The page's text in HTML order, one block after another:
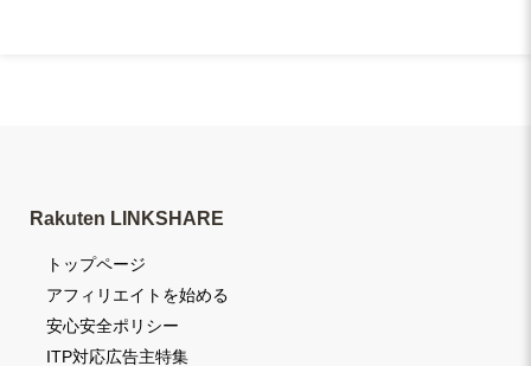
Rakuten LINKSHARE
トップページ
アフィリエイトを始める
安心安全ポリシー
ITP対応広告主特集